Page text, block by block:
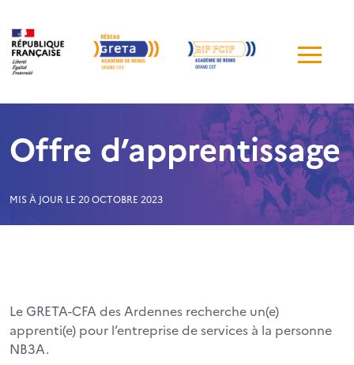
de
Offre d’apprentissage
MIS À JOUR LE 20 OCTOBRE 2023
Le GRETA-CFA des Ardennes recherche un(e)
apprenti(e) pour l’entreprise de services à la personne
NB3A.